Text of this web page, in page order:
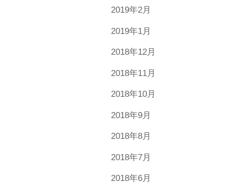
2019年2月
2019年1月
2018年12月
2018年11月
2018年10月
2018年9月
2018年8月
2018年7月
2018年6月